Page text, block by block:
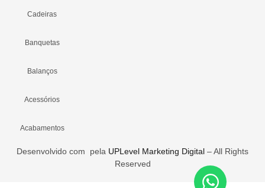
Cadeiras
Banquetas
Balanços
Acessórios
Acabamentos
Desenvolvido com pela UPLevel Marketing Digital – All Rights
Reserved